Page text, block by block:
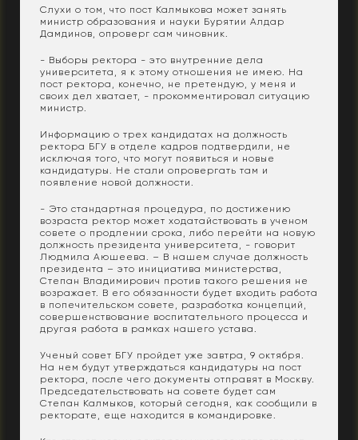
Слухи о том, что пост Калмыкова может занять
министр образования и науки Бурятии Алдар
Дамдинов, опроверг сам чиновник.
- Выборы ректора - это внутренние дела
университета, я к этому отношения не имею. На
пост ректора, конечно, не претендую, у меня и
своих дел хватает, - прокомментировал ситуацию
министр.
Информацию о трех кандидатах на должность
ректора БГУ в отделе кадров подтвердили, не
исключая того, что могут появиться и новые
кандидатуры. Не стали опровергать там и
появление новой должности.
- Это стандартная процедура, по достижению
возраста ректор может ходатайствовать в ученом
совете о продлении срока, либо перейти на новую
должность президента университета, - говорит
Людмила Аюшеева. – В нашем случае должность
президента – это инициатива министерства,
Степан Владимирович против такого решения не
возражает. В его обязанности будет входить работа
в попечительском совете, разработка концепций,
совершенствование воспитательного процесса и
другая работа в рамках нашего устава.
Ученый совет БГУ пройдет уже завтра, 9 октября.
На нем будут утверждаться кандидатуры на пост
ректора, после чего документы отправят в Москву.
Председательствовать на совете будет сам
Степан Калмыков, который сегодня, как сообщили в
ректорате, еще находится в командировке.